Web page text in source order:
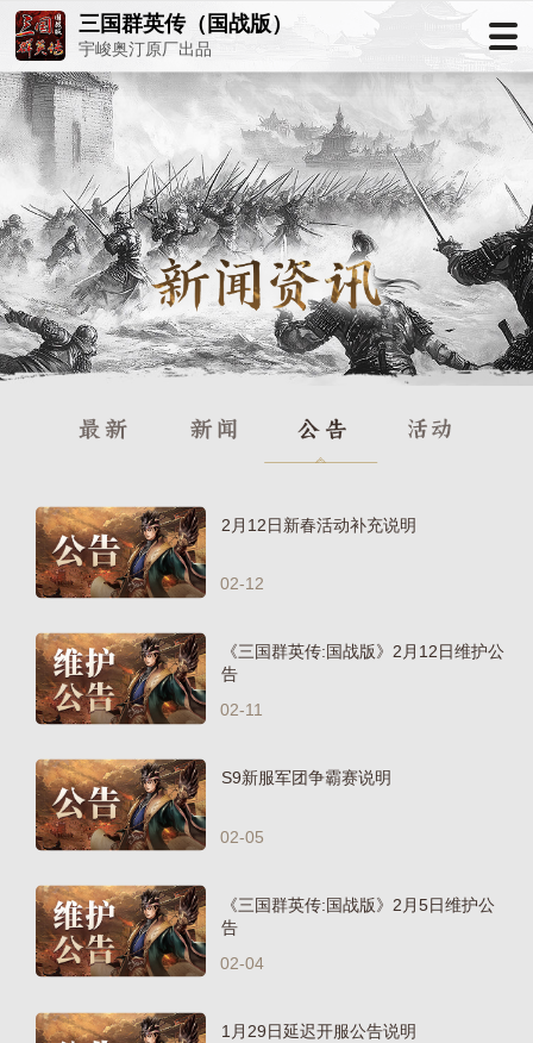
三国群英传（国战版）
宇峻奥汀原厂出品
2月12日新春活动补充说明
02-12
《三国群英传:国战版》2月12日维护公
告
02-11
S9新服军团争霸赛说明
02-05
《三国群英传:国战版》2月5日维护公
告
02-04
1月29日延迟开服公告说明